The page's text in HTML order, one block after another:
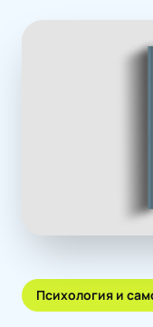
Психология и